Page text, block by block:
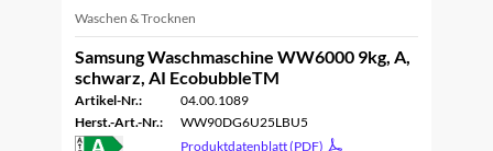
Waschen & Trocknen
Samsung Waschmaschine WW6000 9kg, A,
schwarz, AI EcobubbleTM
Artikel-Nr.:
04.00.1089
Herst.-Art.-Nr.:
WW90DG6U25LBU5
Produktdatenblatt (PDF)